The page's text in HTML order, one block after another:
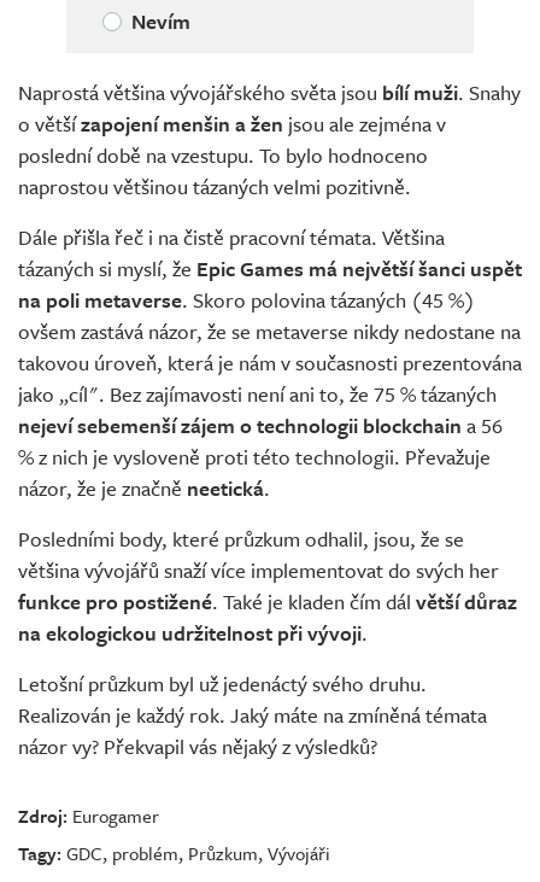
Nevím
Naprostá většina vývojářského světa jsou bílí muži. Snahy
o většízapojení menšin a žen jsou ale zejména v
poslední době na vzestupu. To bylo hodnoceno
naprostou většinou tázaných velmi pozitivně.
Dále přišla řeč i na čistě pracovní témata. Většina
tázaných si myslí, že Epic Games má největší šanci uspět
na poli metaverse. Skoro polovina tázaných (45 %)
ovšem zastává názor, že se metaverse nikdy nedostane na
takovou úroveň, která je nám v současnosti prezentována
jako „cíl". Bez zajímavosti není ani to, že 75 % tázaných
nejeví sebemenší zájem o technologii blockchain a 56
% z nich je vysloveně proti této technologii. Převažuje
názor, že je značně neetická.
Posledními body, které průzkum odhalil, jsou, že se
většina vývojářů snaží více implementovat do svých her
funkce pro postižené. Také je kladen čím dál větší důraz
na ekologickou udržitelnost při vývoji.
Letošní průzkum byl už jedenáctý svého druhu.
Realizován je každý rok. Jaký máte na zmíněná témata
názor vy? Překvapil vás nějaký z výsledků?
Zdroj: Eurogamer
Tagy:GDC, problém, Průzkum,Vývojáři